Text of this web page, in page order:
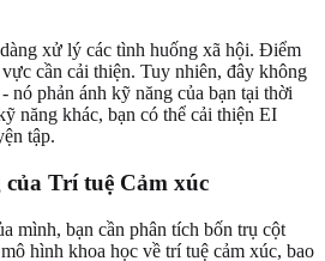
xử lý các tình huống xã hội. Điểm
cần cải thiện. Tuy nhiên, đây không
nó phản ánh kỹ năng của bạn tại thời
năng khác, bạn có thể cải thiện EI
tập.
Trí tuệ Cảm xúc
mình, bạn cần phân tích bốn trụ cột
hình khoa học về trí tuệ cảm xúc, bao